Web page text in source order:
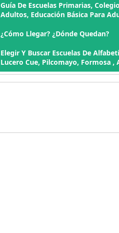
Guía De Escuelas Primarias,
Adultos, Educación Básica Para
¿Cómo Llegar? ¿Dónde Quedan?
Elegir Y Buscar Escuelas De
Lucero Cue, Pilcomayo, Formosa ,